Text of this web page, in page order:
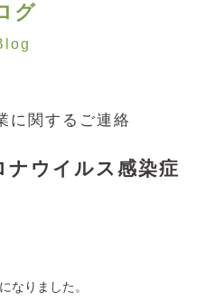
グ
に関するご連絡
ナウイルス感染症
なりました。